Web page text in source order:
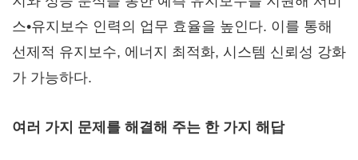
스•유지보수 인력의 업무 효율을 높인다. 이를 통해
선제적 유지보수, 에너지 최적화, 시스템 신뢰성 강화
가 가능하다.
여러 가지 문제를 해결해 주는 한 가지 해답